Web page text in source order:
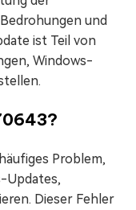
und
ist Teil von
Windows-
Problem,
Updates,
Dieser Fehler